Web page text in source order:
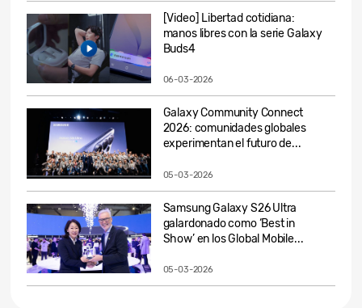
[Video] Libertad cotidiana:
manos libres con la serie Galaxy
Buds4
06-03-2026
Galaxy Community Connect
2026: comunidades globales
experimentan el futuro de...
05-03-2026
Samsung Galaxy S26 Ultra
galardonado como ‘Best in
Show’ en los Global Mobile...
05-03-2026